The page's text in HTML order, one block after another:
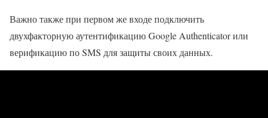
Важно также при первом же входе подключить
двухфакторную аутентификацию Google Authenticator или
верификацию по SMS для защиты своих данных.